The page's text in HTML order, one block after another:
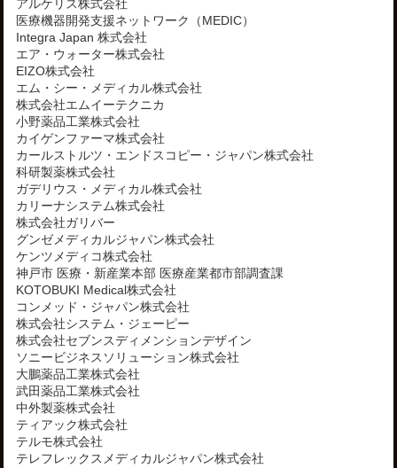
アルケリス株式会社
医療機器開発支援ネットワーク（MEDIC）
Integra Japan 株式会社
エア・ウォーター株式会社
EIZO株式会社
エム・シー・メディカル株式会社
株式会社エムイーテクニカ
小野薬品工業株式会社
カイゲンファーマ株式会社
カールストルツ・エンドスコピー・ジャパン株式会社
科研製薬株式会社
ガデリウス・メディカル株式会社
カリーナシステム株式会社
株式会社ガリバー
グンゼメディカルジャパン株式会社
ケンツメディコ株式会社
神戸市 医療・新産業本部 医療産業都市部調査課
KOTOBUKI Medical株式会社
コンメッド・ジャパン株式会社
株式会社システム・ジェーピー
株式会社セブンスディメンションデザイン
ソニービジネスソリューション株式会社
大鵬薬品工業株式会社
武田薬品工業株式会社
中外製薬株式会社
ティアック株式会社
テルモ株式会社
テレフレックスメディカルジャパン株式会社